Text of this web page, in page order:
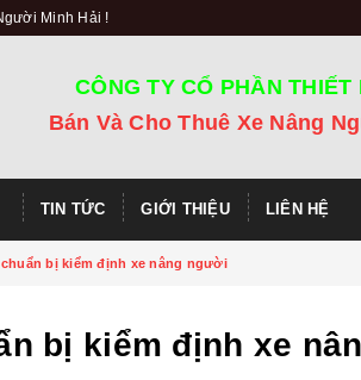
Minh Hải !
CÔNG TY CỔ PHẦN
Bán Và Cho Thuê Xe Nâng
TIN TỨC GIỚI THIỆU LIÊN HỆ
bị kiểm định xe nâng người
bị kiểm định xe